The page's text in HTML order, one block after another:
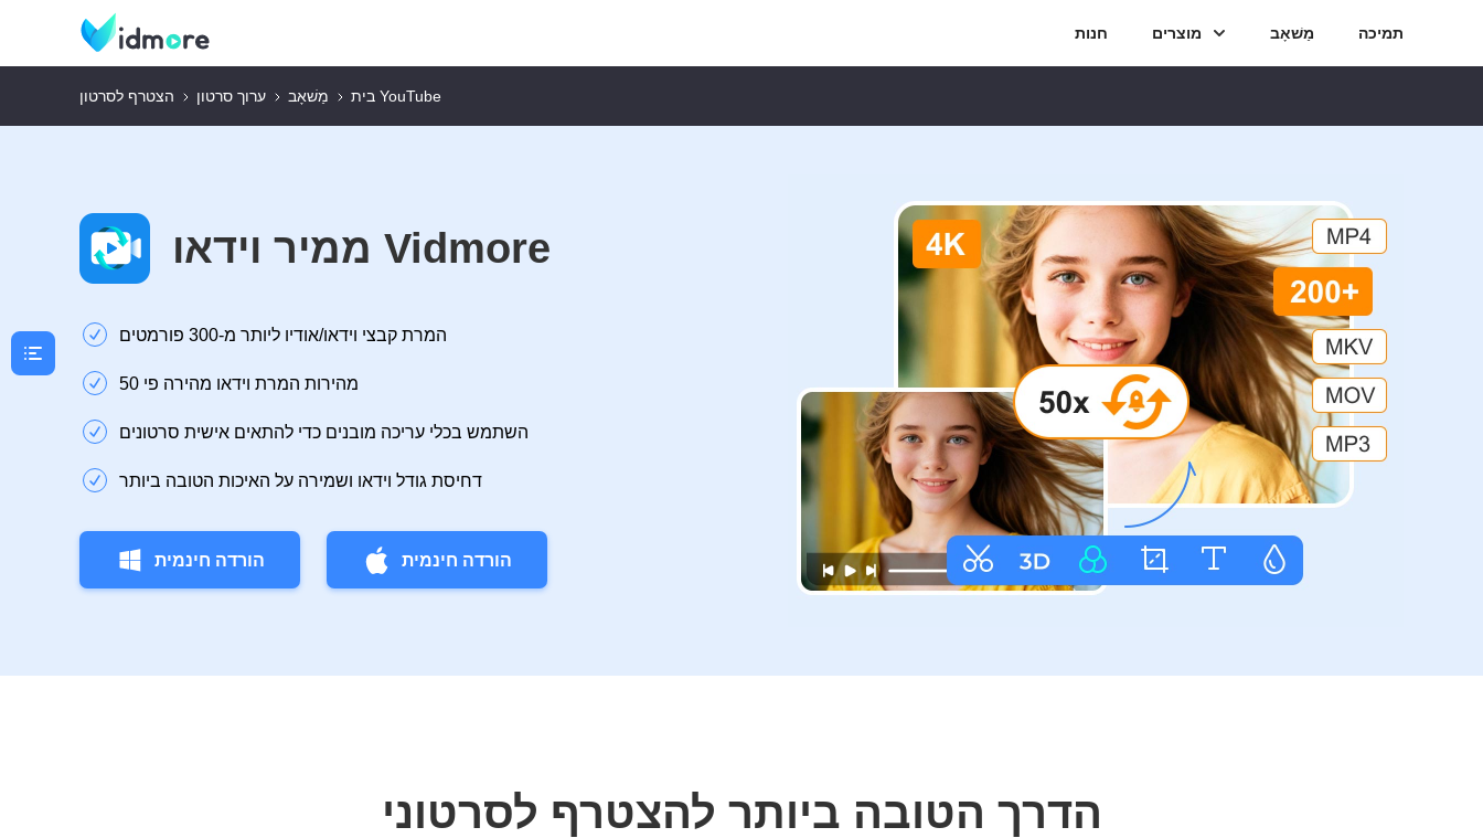
חנות מוצרים מַשׁאָב תמיכה
בית מַשׁאָב ערוך סרטון הצטרף לסרטון YouTube
ממיר וידאו Vidmore
המרת קבצי וידאו/אודיו ליותר מ-300 פורמטים
מהירות המרת וידאו מהירה פי 50
השתמש בכלי עריכה מובנים כדי להתאים אישית סרטונים
דחיסת גודל וידאו ושמירה על האיכות הטובה ביותר
הורדה חינמית הורדה חינמית
הדרך הטובה ביותר להצטרף לסרטוני